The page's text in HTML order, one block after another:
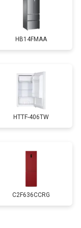
1700 ₽
2550 ₽
1700 ₽
4750 ₽
3650 ₽
2550 ₽
HB14FMAA
HTTF-406TW
C2F636CCRG